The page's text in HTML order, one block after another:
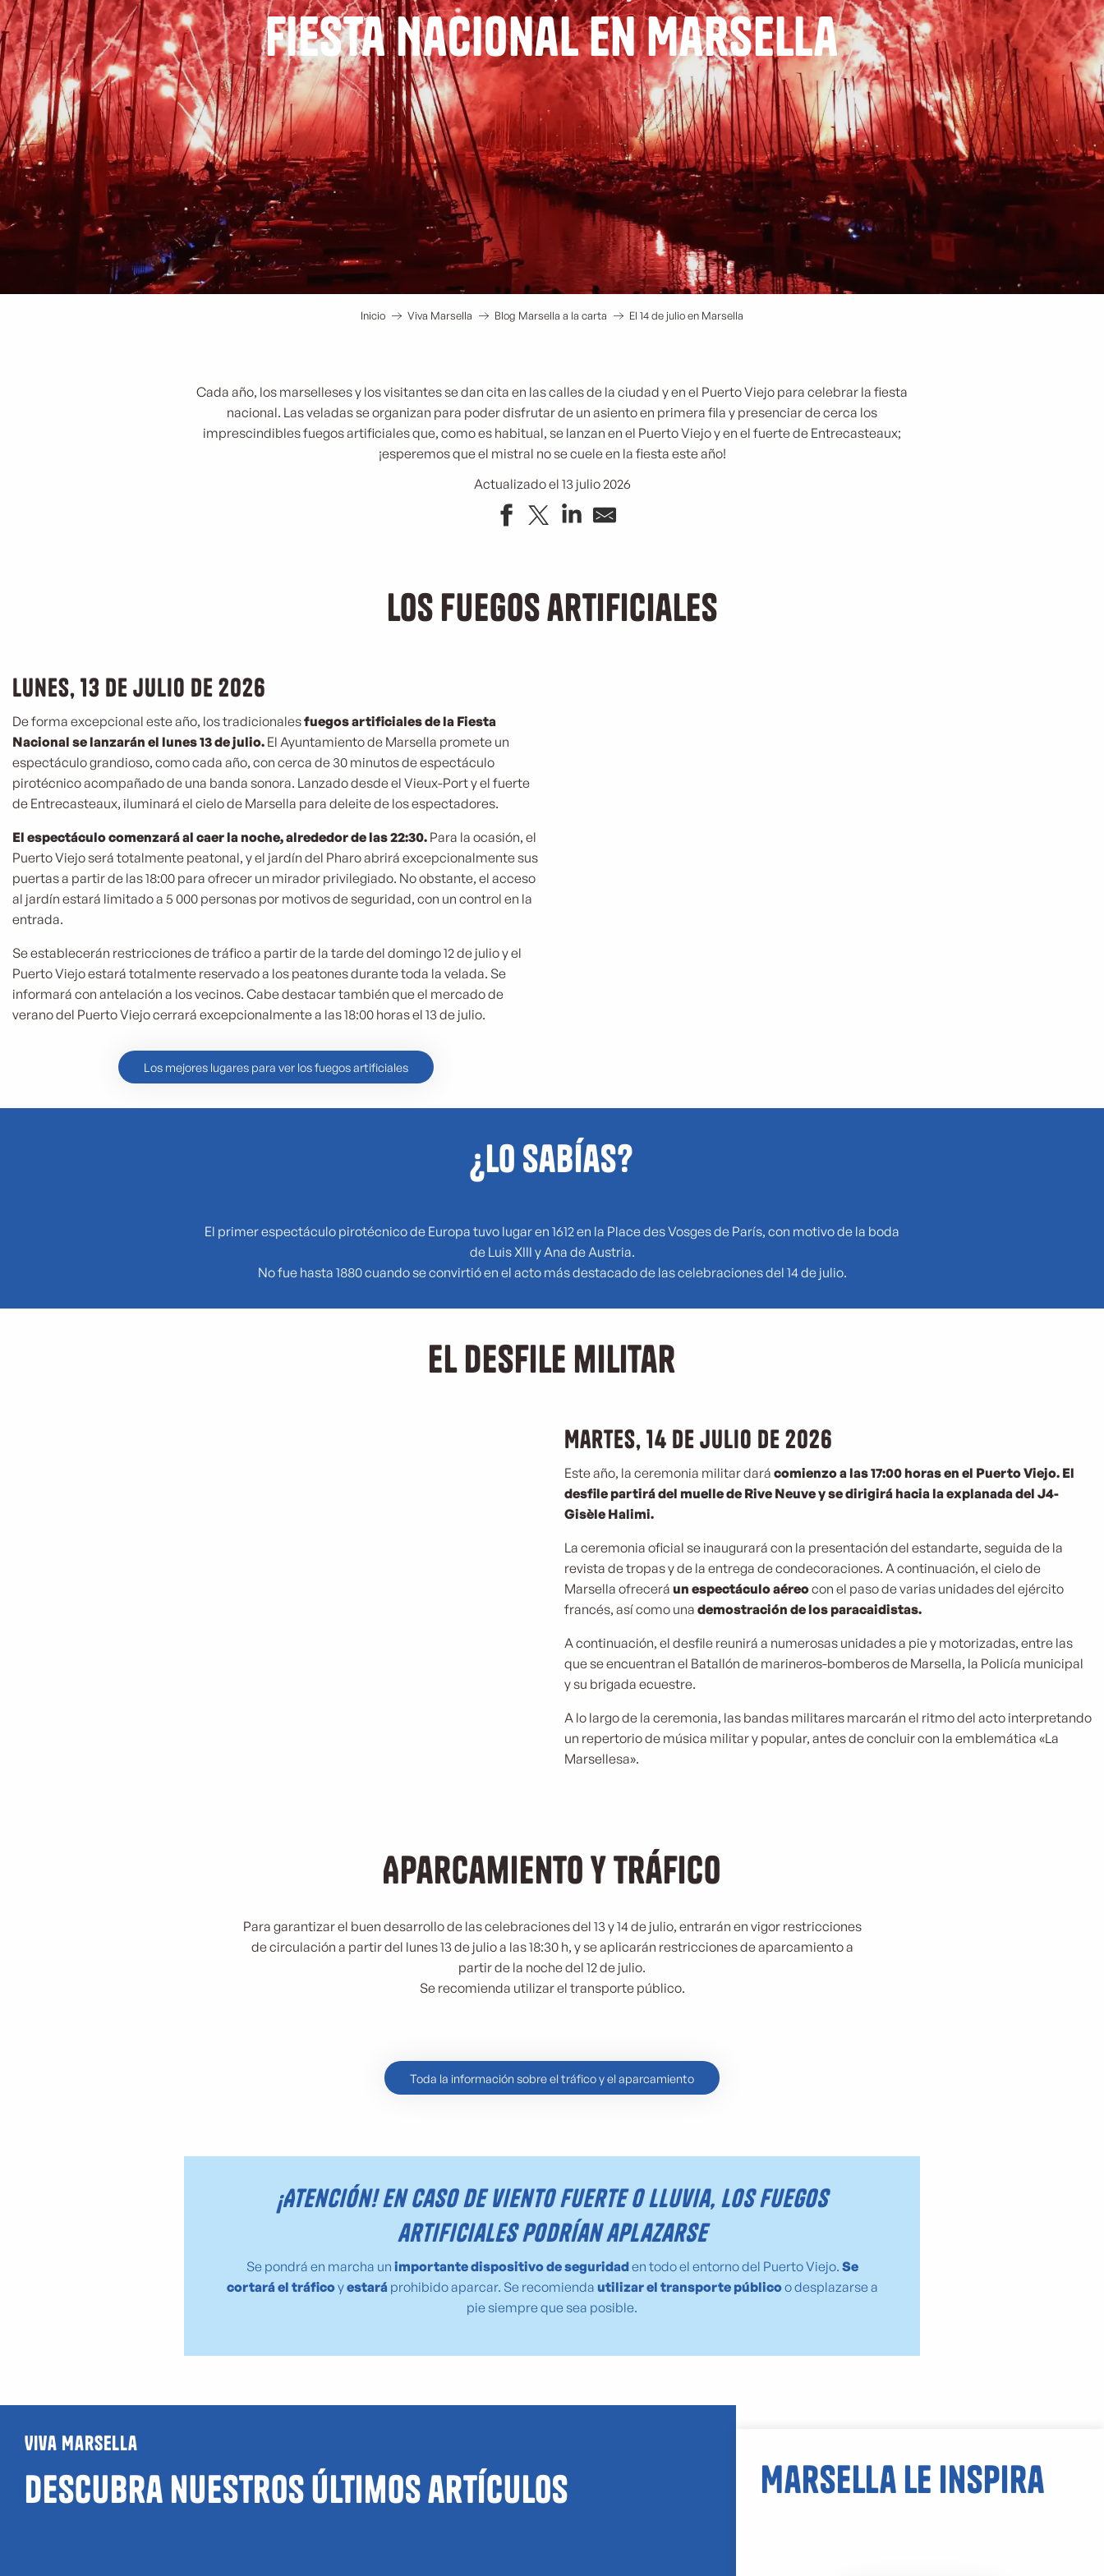
Fiesta Nacional en Marsella
Inicio Viva Marsella Blog Marsella a la carta El 14 de julio en Marsella
Cada año, los marselleses y los visitantes se dan cita en las calles de la ciudad y en el Puerto Viejo para celebrar la fiesta
nacional. Las veladas se organizan para poder disfrutar de un asiento en primera fila y presenciar de cerca los
imprescindibles fuegos artificiales que, como es habitual, se lanzan en el Puerto Viejo y en el fuerte de Entrecasteaux;
¡esperemos que el mistral no se cuele en la fiesta este año!
Actualizado el 13 julio 2026
Los fuegos artificiales
Lunes, 13 de julio de 2026
De forma excepcional este año, los tradicionalesfuegos artificiales de la Fiesta
Nacional se lanzarán el lunes 13 de julio. El Ayuntamiento de Marsella promete un
espectáculo grandioso, como cada año, con cerca de 30 minutos de espectáculo
pirotécnico acompañado de una banda sonora. Lanzado desde el Vieux-Port y el fuerte
de Entrecasteaux, iluminará el cielo de Marsella para deleite de los espectadores.
El espectáculo comenzará al caer la noche, alrededor de las 22:30. Para la ocasión, el
Puerto Viejo será totalmente peatonal, y el jardín del Pharo abrirá excepcionalmente sus
puertas a partir de las 18:00 para ofrecer un mirador privilegiado. No obstante, el acceso
al jardín estará limitado a 5 000 personas por motivos de seguridad, con un control en la
entrada.
Se establecerán restricciones de tráfico a partir de la tarde del domingo 12 de julio y el
Puerto Viejo estará totalmente reservado a los peatones durante toda la velada. Se
informará con antelación a los vecinos. Cabe destacar también que el mercado de
verano del Puerto Viejo cerrará excepcionalmente a las 18:00 horas el 13 de julio.
Los mejores lugares para ver los fuegos artificiales
¿Lo sabías?
El primer espectáculo pirotécnico de Europa tuvo lugar en 1612 en la Place des Vosges de París, con motivo de la boda
de Luis XIII y Ana de Austria.
No fue hasta 1880 cuando se convirtió en el acto más destacado de las celebraciones del 14 de julio.
El desfile militar
Martes, 14 de julio de 2026
Este año, la ceremonia militar dará comienzo a las 17:00 horas en el Puerto Viejo. El
desfile partirá del muelle de Rive Neuve y se dirigirá hacia la explanada del J4-
Gisèle Halimi.
La ceremonia oficial se inaugurará con la presentación del estandarte, seguida de la
revista de tropas y de la entrega de condecoraciones. A continuación, el cielo de
Marsella ofrecerá un espectáculo aéreocon el paso de varias unidades del ejército
francés, así como una demostración de los paracaidistas.
A continuación, el desfile reunirá a numerosas unidades a pie y motorizadas, entre las
que se encuentran el Batallón de marineros-bomberos de Marsella, la Policía municipal
y su brigada ecuestre.
A lo largo de la ceremonia, las bandas militares marcarán el ritmo del acto interpretando
un repertorio de música militar y popular, antes de concluir con la emblemática «La
Marsellesa».
Aparcamiento y tráfico
Para garantizar el buen desarrollo de las celebraciones del 13 y 14 de julio, entrarán en vigor restricciones
de circulación a partir del lunes 13 de julio a las 18:30 h, y se aplicarán restricciones de aparcamiento a
partir de la noche del 12 de julio.
Se recomienda utilizar el transporte público.
Toda la información sobre el tráfico y el aparcamiento
¡Atención! En caso de viento fuerte o lluvia, los fuegos
artificiales podrían aplazarse
Se pondrá en marcha un importante dispositivo de seguridaden todo el entorno del Puerto Viejo. Se
cortará el tráficoyestará prohibido aparcar. Se recomienda utilizar el transporte públicoo desplazarse a
pie siempre que sea posible.
Viva Marsella
Descubra nuestros últimos artículos
Guía de
Marsella le inspira